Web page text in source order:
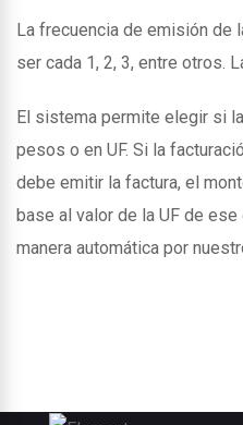
La frecuencia de emisión de
ser cada 1, 2, 3, entre otros.
El sistema permite elegir si
pesos o en UF. Si la
debe emitir la factura, el
base al valor de la UF de
manera automática por